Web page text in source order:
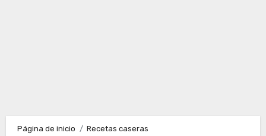
Página de inicio Recetas caseras